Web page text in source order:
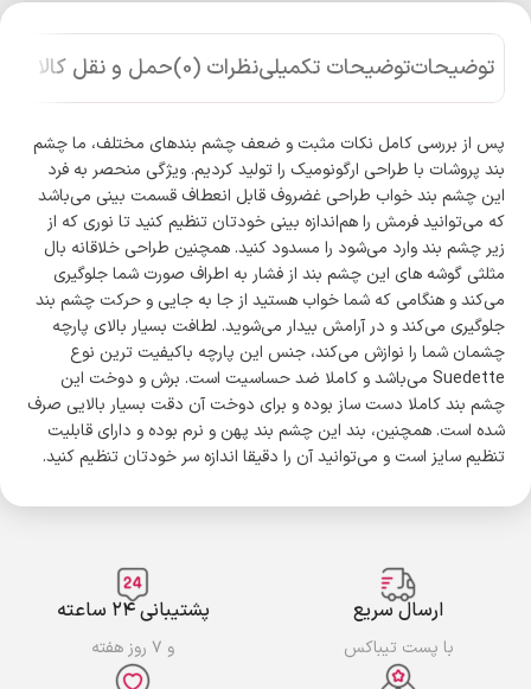
توضیحاتتوضیحات تکمیلینظرات (0) حمل و نقل کالا
پس از بررسی کامل نکات مثبت و ضعف چشم بند‌های مختلف، ما چشم
بند پروشات با طراحی ارگونومیک را تولید کردیم. ویژگی منحصر به فرد
این چشم بند خواب طراحی غضروف قابل انعطاف قسمت بینی می‌باشد
که می‌توانید فرمش را هم‌اندازه بینی خودتان تنظیم کنید تا نوری که از
زیر چشم بند وارد می‌شود را مسدود کنید. همچنین طراحی خلاقانه بال
مثلثی گوشه های این چشم بند از فشار به اطراف صورت شما جلوگیری
می‌کند و هنگامی که شما خواب هستید از جا به جایی و حرکت چشم بند
جلوگیری می‌کند و در آرامش بیدار می‌شوید. لطافت بسیار بالای پارچه
چشمان شما را نوازش می‌کند، جنس این پارچه باکیفیت ترین نوع
Suedette می‌باشد و کاملا ضد حساسیت است. برش و دوخت این
چشم بند کاملا دست ساز بوده و برای دوخت آن دقت بسیار بالایی صرف
شده است. همچنین، بند این چشم بند پهن و نرم بوده و دارای قابلیت
تنظیم سایز است و می‌توانید آن را دقیقا اندازه سر خودتان تنظیم کنید.
ارسال سریع
با پست تیباکس
پشتیبانی ۲۴ ساعته
و ۷ روز هفته